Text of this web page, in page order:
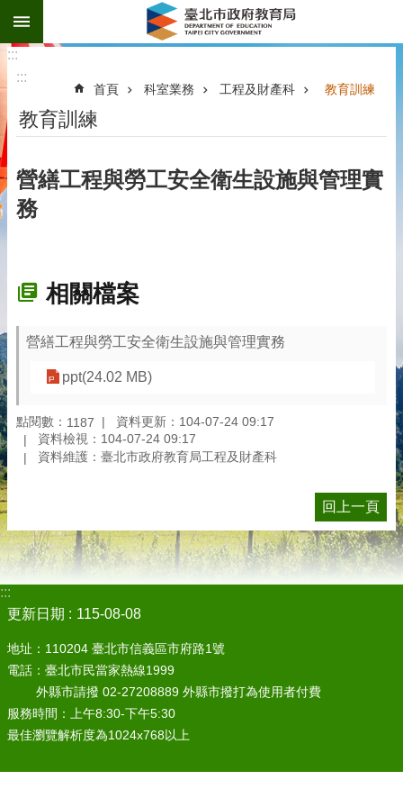
跳到主要內容區塊
:::
:::
首頁 科室業務 工程及財產科 教育訓練
教育訓練
營繕工程與勞工安全衛生設施與管理實
務
相關檔案
營繕工程與勞工安全衛生設施與管理實務
ppt(24.02 MB)
點閱數： 1187
資料更新：104-07-24 09:17
資料檢視：104-07-24 09:17
資料維護：臺北市政府教育局工程及財產科
回上一頁
:::
更新日期
115-08-08
地址：110204 臺北市信義區市府路1號
電話：臺北市民當家熱線1999
外縣市請撥 02-27208889 外縣市撥打為使用者付費
服務時間：上午8:30-下午5:30
最佳瀏覽解析度為1024x768以上